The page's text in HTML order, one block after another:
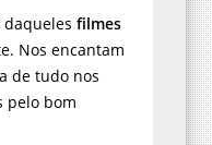
daqueles filmes
Nos encantam
de tudo nos
pelo bom